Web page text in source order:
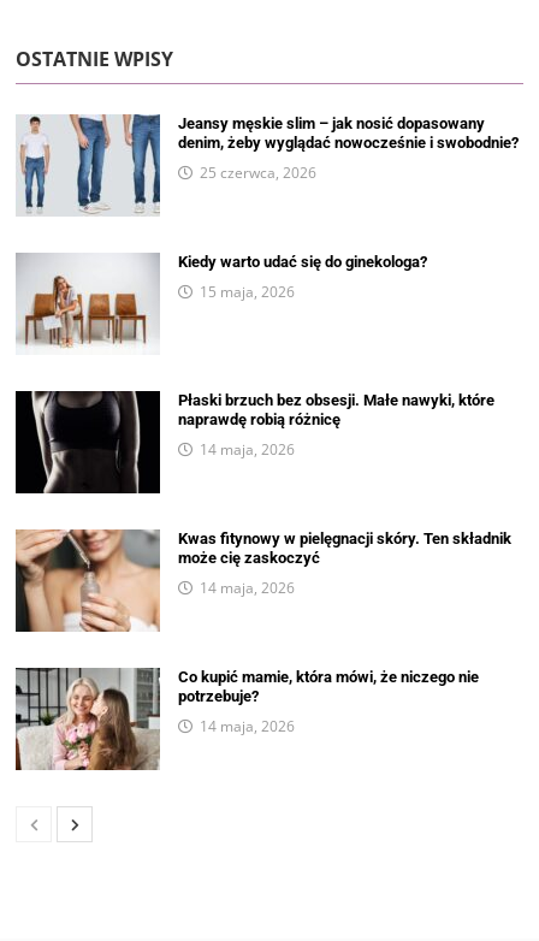
OSTATNIE WPISY
Jeansy męskie slim – jak nosić dopasowany
denim, żeby wyglądać nowocześnie i swobodnie?
25 czerwca, 2026
Kiedy warto udać się do ginekologa?
15 maja, 2026
Płaski brzuch bez obsesji. Małe nawyki, które
naprawdę robią różnicę
14 maja, 2026
Kwas fitynowy w pielęgnacji skóry. Ten składnik
może cię zaskoczyć
14 maja, 2026
Co kupić mamie, która mówi, że niczego nie
potrzebuje?
14 maja, 2026